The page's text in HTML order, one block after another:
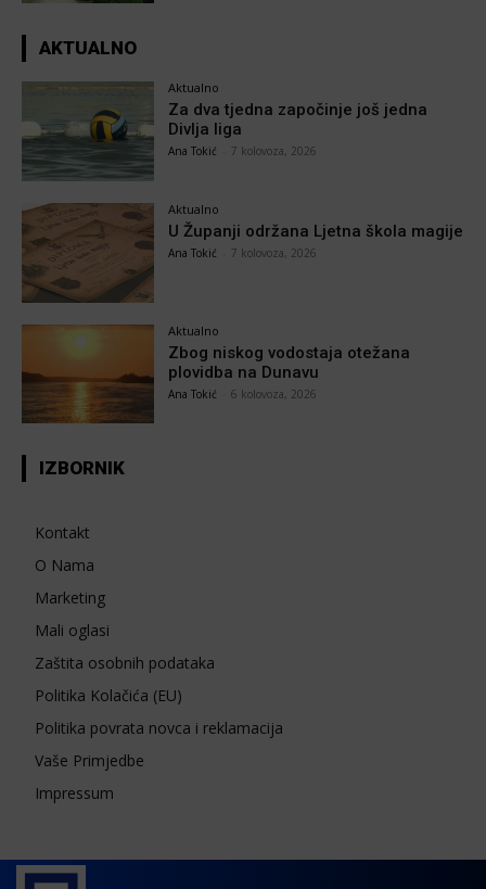
AKTUALNO
Aktualno
Za dva tjedna započinje još jedna
Divlja liga
Ana Tokić 7 kolovoza, 2026
Aktualno
U Županji održana Ljetna škola magije
Ana Tokić 7 kolovoza, 2026
Aktualno
Zbog niskog vodostaja otežana
plovidba na Dunavu
Ana Tokić 6 kolovoza, 2026
IZBORNIK
Kontakt
O Nama
Marketing
Mali oglasi
Zaštita osobnih podataka
Politika Kolačića (EU)
Politika povrata novca i reklamacija
Vaše Primjedbe
Impressum